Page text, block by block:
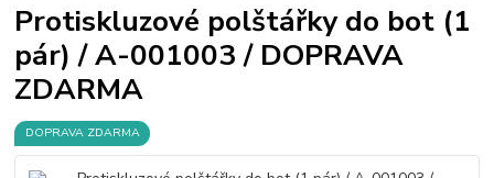
Protiskluzové polštářky do bot (1
pár) / A-001003 / DOPRAVA
ZDARMA
DOPRAVA ZDARMA